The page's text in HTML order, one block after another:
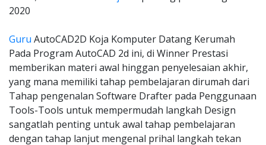
2020
Guru AutoCAD2D Koja Komputer Datang Kerumah
Pada Program AutoCAD 2d ini, di Winner Prestasi
memberikan materi awal hinggan penyelesaian akhir,
yang mana memiliki tahap pembelajaran dirumah dari
Tahap pengenalan Software Drafter pada Penggunaan
Tools-Tools untuk mempermudah langkah Design
sangatlah penting untuk awal tahap pembelajaran
dengan tahap lanjut mengenal prihal langkah tekan